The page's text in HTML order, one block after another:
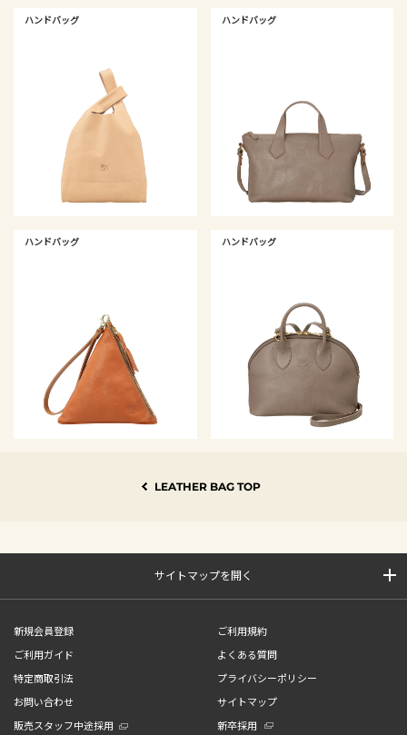
ハンドバッグ ハンドバッグ
ハンドバッグ ハンドバッグ
LEATHER BAG TOP
サイトマップを開く
新規会員登録
ご利用規約
ご利用ガイド
よくある質問
特定商取引法
プライバシーポリシー
お問い合わせ
サイトマップ
販売スタッフ中途採用
新卒採用